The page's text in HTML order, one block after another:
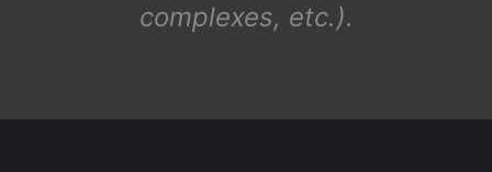
complexes, etc.).